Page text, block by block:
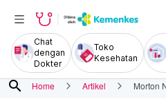
Chat
dengan
Dokter
Toko
Kesehatan
search Home Artikel Morton